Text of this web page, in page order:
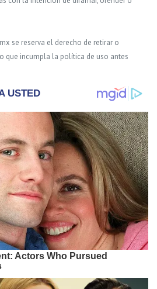
se reserva el derecho de retirar o
que incumpla la política de uso antes